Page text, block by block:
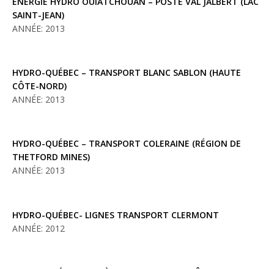
SAINT-JEAN)
ANNÉE: 2013
HYDRO-QUÉBEC – TRANSPORT BLANC SABLON (HAUTE
CÔTE-NORD)
ANNÉE: 2013
HYDRO-QUÉBEC – TRANSPORT COLERAINE (RÉGION DE
THETFORD MINES)
ANNÉE: 2013
HYDRO-QUÉBEC- LIGNES TRANSPORT CLERMONT
ANNÉE: 2012